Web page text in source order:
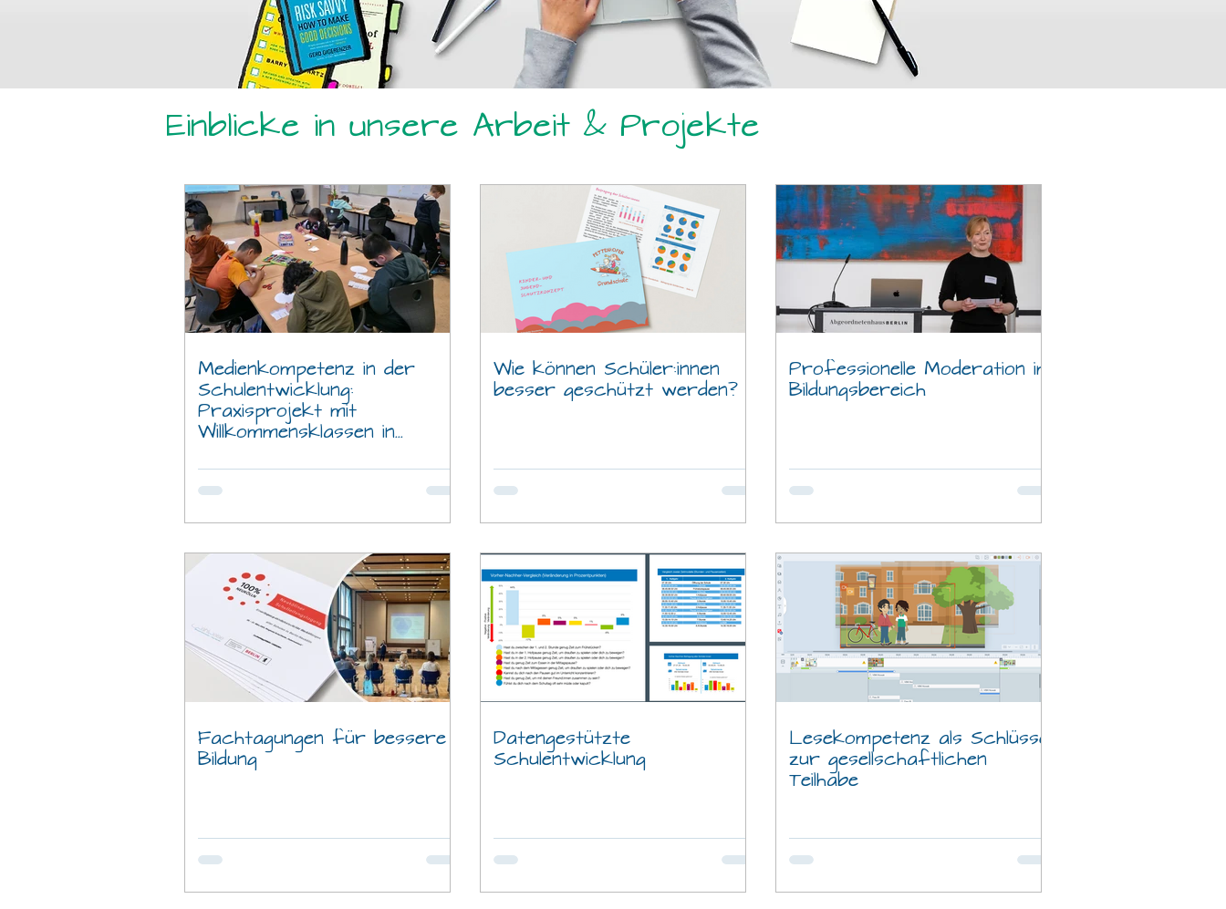
Einblicke in unsere Arbeit & Projekte
Medienkompetenz in der
Schulentwicklung:
Praxisprojekt mit
Willkommensklassen in
Wie können Schüler:innen
besser geschützt werden?
Professionelle Moderation im
Bildungsbereich
Fachtagungen für bessere
Bildung
Datengestützte
Schulentwicklung
Lesekompetenz als Schlüssel
zur gesellschaftlichen
Teilhabe